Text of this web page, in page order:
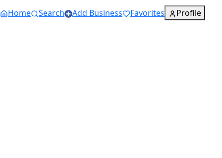
Home
Search Add Business Favorites Profile